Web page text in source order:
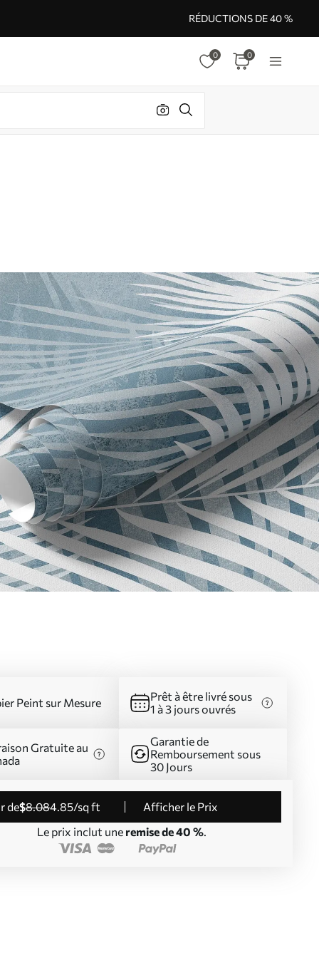
RÉDUCTIONS DE 40 %
0 0
Peint sur Mesure
Prêt à être livré sous
1 à 3 jours ouvrés
Gratuite au
Garantie de
Remboursement sous
30 Jours
de$8.084.85/sq ft
Afficher le Prix
Le prix inclut une remise de 40 %.